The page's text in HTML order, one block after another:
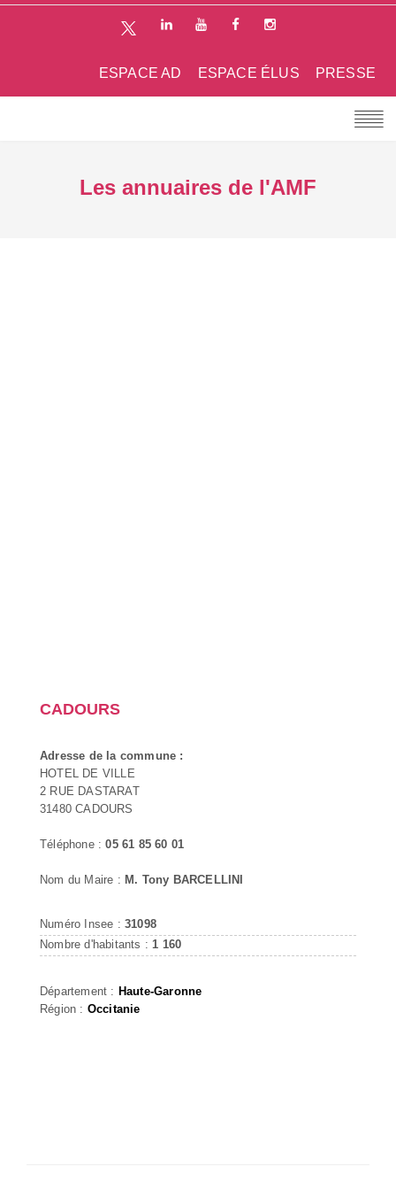
PRESSE
ESPACE ÉLUS
ESPACE AD
Les annuaires de l'AMF
CADOURS
Adresse de la commune :
HOTEL DE VILLE
2 RUE DASTARAT
31480 CADOURS
Téléphone :05 61 85 60 01
Nom du Maire : M. Tony BARCELLINI
Numéro Insee : 31098
Nombre d'habitants : 1 160
Département : Haute-Garonne
Région : Occitanie